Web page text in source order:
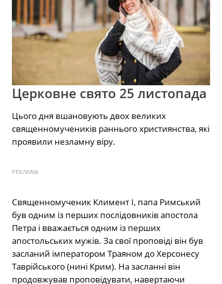
Церковне свято 25 листопада
Цього дня вшановують двох великих
священномучеників раннього християнства, які
проявили незламну віру.
РЕКЛАМА
Священномученик Климент I, папа Римський
був одним із перших послідовників апостола
Петра і вважається одним із перших
апостольських мужів. За свої проповіді він був
засланий імператором Траяном до Херсонесу
Таврійського (нині Крим). На засланні він
продовжував проповідувати, навертаючи